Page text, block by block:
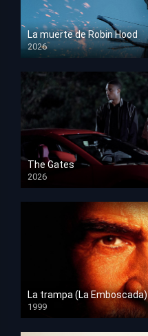
La muerte de Robin Hood
2026
HD 1080p
The Gates
2026
HD 1080p
La trampa (La Emboscada)
1999
HD 1080p